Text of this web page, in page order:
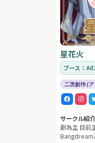
星花火
ブース：
二次創作 (
サークル紹介
創為主 目前